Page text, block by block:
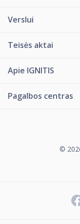
Verslui
Teisės aktai
Apie IGNITIS
Pagalbos centras
©